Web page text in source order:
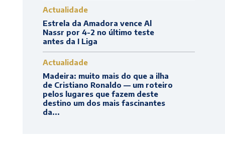
Actualidade
Estrela da Amadora vence Al
Nassr por 4-2 no último teste
antes da I Liga
Actualidade
Madeira: muito mais do que a ilha
de Cristiano Ronaldo — um roteiro
pelos lugares que fazem deste
destino um dos mais fascinantes
da...